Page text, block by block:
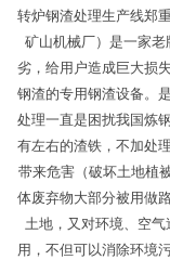
转炉钢渣处理生产线郑
矿山机械厂）是一家
劣，给用户造成巨大损
钢渣的专用钢渣设备。
处理一直是困扰我国炼
有左右的渣铁，不加处
带来危害（破坏土地植
体废弃物大部分被用做
土地，又对环境、空
用，不但可以消除环境